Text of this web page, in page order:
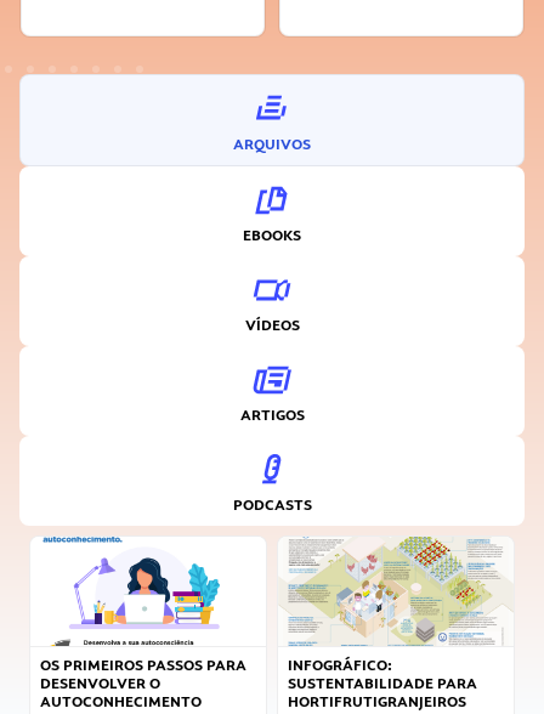
ARQUIVOS
EBOOKS
VÍDEOS
ARTIGOS
PODCASTS
OS PRIMEIROS PASSOS PARA
DESENVOLVER O
AUTOCONHECIMENTO
INFOGRÁFICO:
SUSTENTABILIDADE PARA
HORTIFRUTIGRANJEIROS